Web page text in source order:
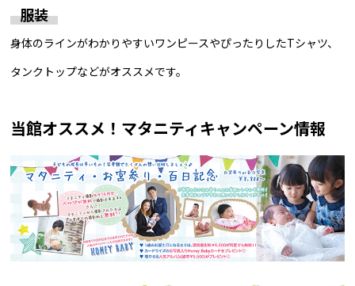
服装
身体のラインがわかりやすいワンピースやぴったりしたTシャツ、
タンクトップなどがオススメです。
当館オススメ！マタニティキャンペーン情報